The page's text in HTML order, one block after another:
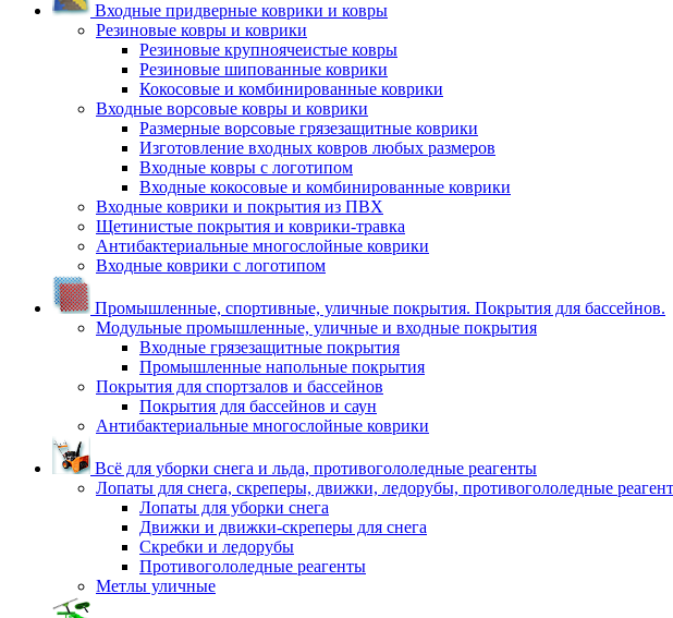
Входные придверные коврики и ковры
Резиновые ковры и коврики
Резиновые крупноячеистые ковры
Резиновые шипованные коврики
Кокосовые и комбинированные коврики
Входные ворсовые ковры и коврики
Размерные ворсовые грязезащитные коврики
Изготовление входных ковров любых размеров
Входные ковры с логотипом
Входные кокосовые и комбинированные коврики
Входные коврики и покрытия из ПВХ
Щетинистые покрытия и коврики-травка
Антибактериальные многослойные коврики
Входные коврики с логотипом
Промышленные, спортивные, уличные покрытия. Покрытия для бассейнов.
Модульные промышленные, уличные и входные покрытия
Входные грязезащитные покрытия
Промышленные напольные покрытия
Покрытия для спортзалов и бассейнов
Покрытия для бассейнов и саун
Антибактериальные многослойные коврики
Всё для уборки снега и льда, противогололедные реагенты
Лопаты для снега, скреперы, движки, ледорубы, противогололедные
Лопаты для уборки снега
Движки и движки-скреперы для снега
Скребки и ледорубы
Противогололедные реагенты
Метлы уличные